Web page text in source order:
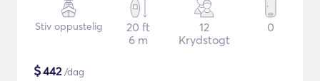
Stiv oppustelig
20 ft
6 m
12
Krydstogt
0
$442/dag